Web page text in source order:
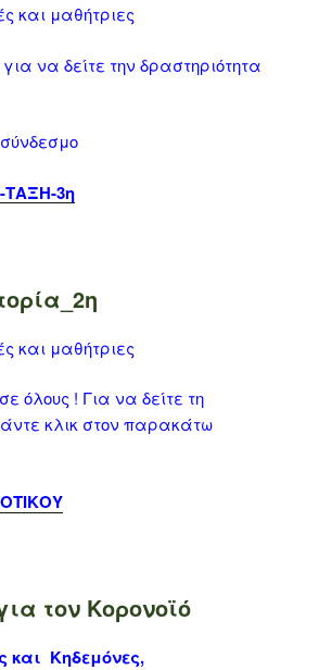
και μαθήτριες
να δείτε την δραστηριότητα
ΤΑΞΗ-3η
και μαθήτριες
όλους ! Για να δείτε τη
κλικ στον παρακάτω
τον Κορονοϊό
και Κηδεμόνες,